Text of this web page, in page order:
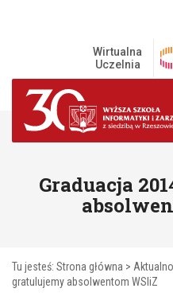
Wirtualna
Uczelnia
Graduacja
Tu jesteś: Strona główna >
gratulujemy absolwentom WSIiZ